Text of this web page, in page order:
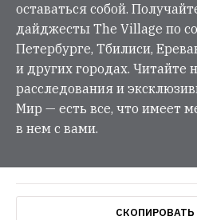
оставаться собой.
дайджесты The Village по
Петербурге, Тбилиси,
и других городах. Читайте
расследования и
Мир — есть все, что имеет
в нем с вами.